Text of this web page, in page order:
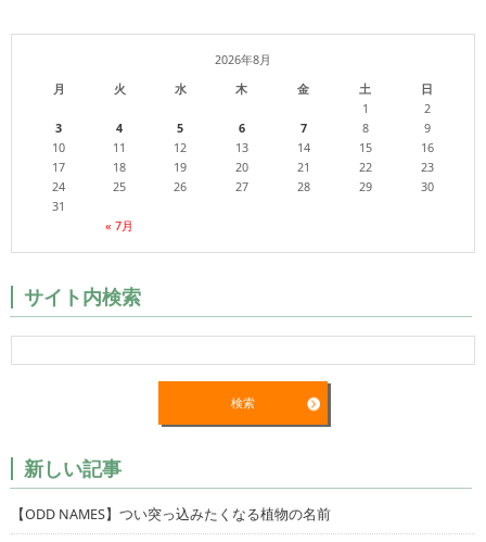
2026年8月
月
火 水 木 金 土 日
« 7月
1
2
3
4 5 6 7 8
9
10
11 12 13 14 15
16
17
18 19 20 21 22
23
24
25 26 27 28 29
30
31
サイト内検索
新しい記事
【ODD NAMES】つい突っ込みたくなる植物の名前